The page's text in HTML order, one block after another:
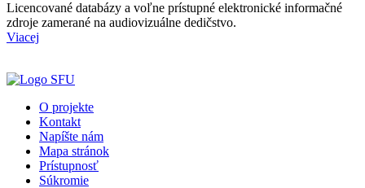
Licencované databázy a voľne prístupné elektronické informačné
zdroje zamerané na audiovizuálne dedičstvo.
Viacej
O projekte
Kontakt
Napíšte nám
Mapa stránok
Prístupnosť
Súkromie